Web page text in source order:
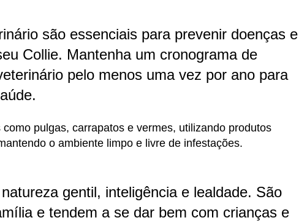
são essenciais para prevenir doenças e
Collie. Mantenha um cronograma de
pelo menos uma vez por ano para
pulgas, carrapatos e vermes, utilizando produtos
o ambiente limpo e livre de infestações.
gentil, inteligência e lealdade. São
e tendem a se dar bem com crianças e